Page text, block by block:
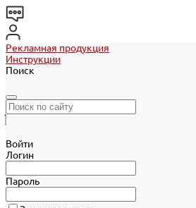
Рекламная продукция
Инструкции
Поиск
Войти
Логин
Пароль